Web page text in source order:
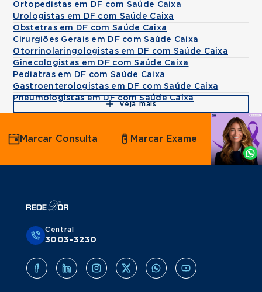
Ortopedistas em DF com Saúde Caixa
Urologistas em DF com Saúde Caixa
Obstetras em DF com Saúde Caixa
Cirurgiões Gerais em DF com Saúde Caixa
Otorrinolaringologistas em DF com Saúde Caixa
Ginecologistas em DF com Saúde Caixa
Pediatras em DF com Saúde Caixa
Gastroenterologistas em DF com Saúde Caixa
Pneumologistas em DF com Saúde Caixa
Veja mais
Agende
por
Whatsapp
Marcar Consulta Marcar Exame
Central
3003-3230